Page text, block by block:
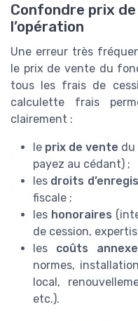
Confondre prix
l’opération
Une erreur très
le prix de vente du
tous les frais de
calculette frais
clairement :
le prix de vente du
payez au cédant) ;
les droits
fiscale ;
les honoraires
de cession,
les coûts
normes,
local,
etc.).